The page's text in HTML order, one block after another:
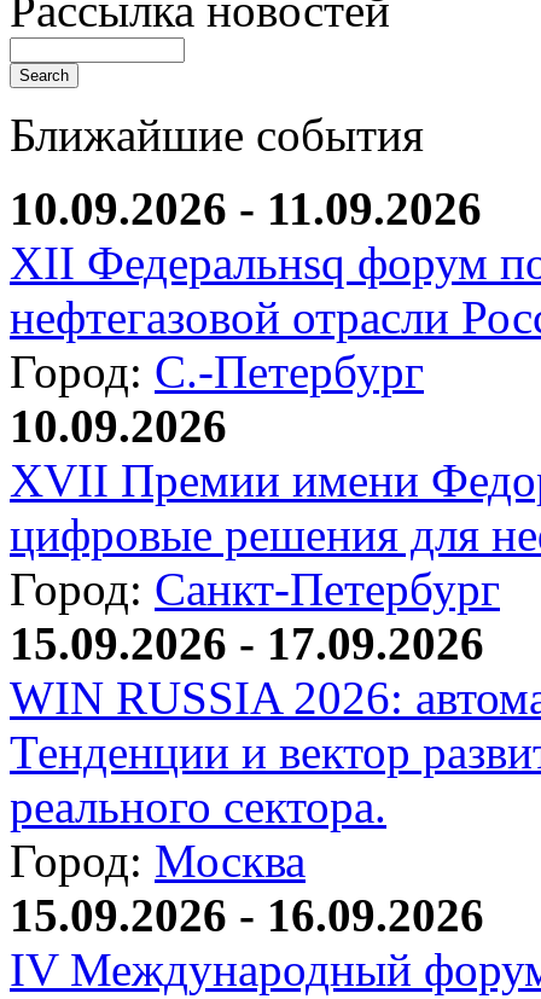
Ближайшие события
10.09.2026 - 11.09.2026
XII Федеральнsq форум
нефтегазовой отрасли
Город: С.-Петербург
10.09.2026
XVII Премии имени
цифровые решения для
Город: Санкт-Петербург
15.09.2026 - 17.09.2026
WIN RUSSIA 2026:
Тенденции и вектор
реального сектора.
Город: Москва
15.09.2026 - 16.09.2026
IV Международный